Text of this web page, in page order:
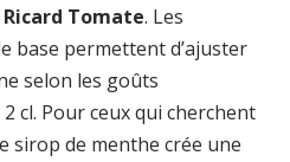
Ricard Tomate. Les
base permettent d’ajuster
selon les goûts
cl. Pour ceux qui cherchent
sirop de menthe crée une